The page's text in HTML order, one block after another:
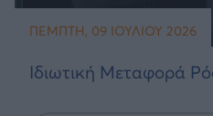
ΠΈΜΠΤΗ, 09 ΙΟΥΛΊΟΥ 2026
Ιδιωτική Μεταφορά